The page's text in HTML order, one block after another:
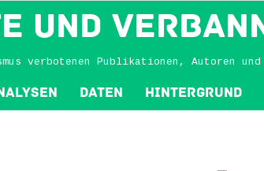
und
verbotenen Publikationen, Autoren und
Daten Hintergrund